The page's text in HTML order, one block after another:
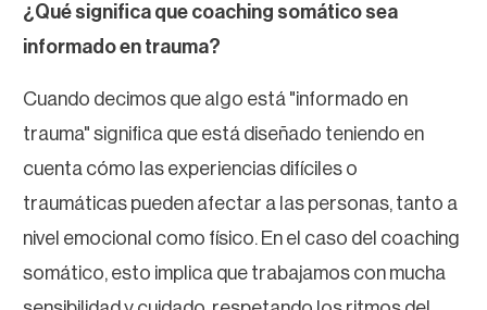
¿Qué significa que coaching somático sea
informado en trauma?
Cuando decimos que algo está "informado en
trauma" significa que está diseñado teniendo en
cuenta cómo las experiencias difíciles o
traumáticas pueden afectar a las personas, tanto a
nivel emocional como físico. En el caso del coaching
somático, esto implica que trabajamos con mucha